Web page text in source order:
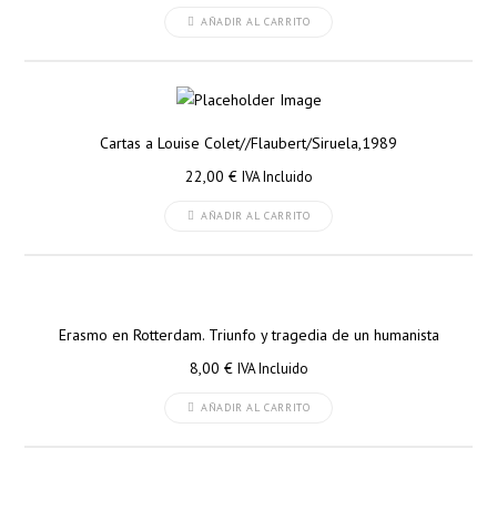
AÑADIR AL CARRITO
Cartas a Louise Colet//Flaubert/Siruela,1989
22,00 € IVA Incluido
AÑADIR AL CARRITO
Erasmo en Rotterdam. Triunfo y tragedia de un humanista
8,00 € IVA Incluido
AÑADIR AL CARRITO